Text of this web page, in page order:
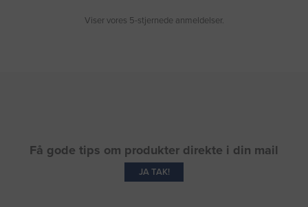
Viser vores 5-stjernede anmeldelser.
Få gode tips om produkter direkte i din mail
JA TAK!